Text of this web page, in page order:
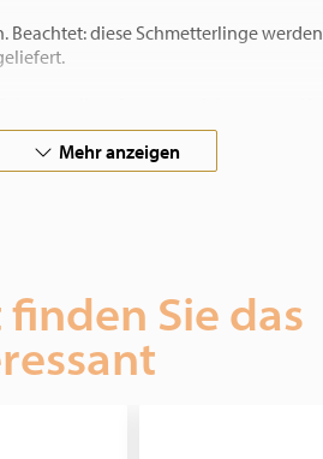
Beachtet: diese Schmetterlinge werden
Schmetterlinge un insekten.
haben, kontaktieren Sie uns bitte.
Mehr anzeigen
Sie das